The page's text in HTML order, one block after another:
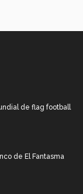
de flag football
de El Fantasma